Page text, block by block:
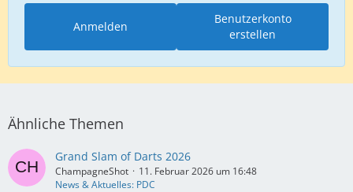
Benutzerkonto
erstellen
Anmelden
Ähnliche Themen
Grand Slam of Darts 2026
ChampagneShot
11. Februar 2026 um 16:48
News & Aktuelles: PDC